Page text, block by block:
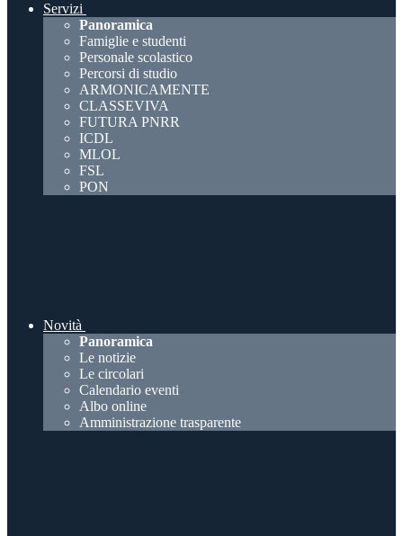
Servizi
Panoramica
Famiglie e studenti
Personale scolastico
Percorsi di studio
ARMONICAMENTE
CLASSEVIVA
FUTURA PNRR
ICDL
MLOL
FSL
PON
Novità
Panoramica
Le notizie
Le circolari
Calendario eventi
Albo online
Amministrazione trasparente